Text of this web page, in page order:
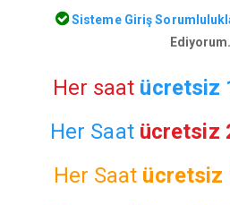
Sisteme Giriş
Ediyorum.
Her saat ücretsiz
Her Saat ücretsiz
Her Saat ücretsiz